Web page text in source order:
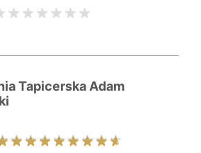
Tapicerska Adam